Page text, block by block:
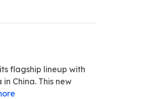
flagship lineup with
China. This new